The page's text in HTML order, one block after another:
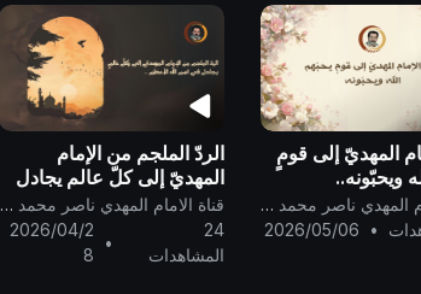
المهديّ إلى قومٍ
ويحبّونه..
قناة الامام المهدي ناصر محمد اليماني
•
2026/05/06
الردّ الملجم من الإمام
المهديّ إلى كلّ عالمٍ يجادل
في اسم الله الأعظم ..
قناة الامام المهدي ناصر محمد اليماني
24
المشاهدات
•
2026/04/2
8